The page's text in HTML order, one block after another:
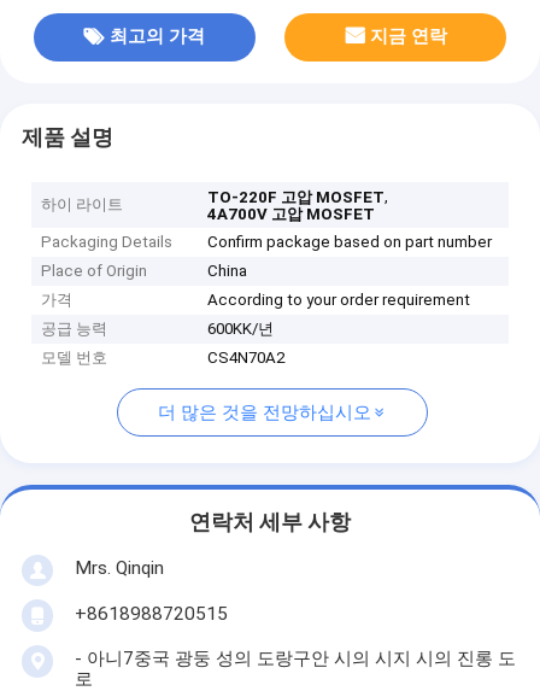
최고의 가격 지금 연락
제품 설명
하이 라이트 TO-220F 고압 MOSFET,
4A700V 고압 MOSFET
Packaging Details
Confirm package based on part number
Place of Origin
China
가격
According to your order requirement
공급 능력
600KK/년
모델 번호
CS4N70A2
더 많은 것을 전망하십시오
연락처 세부 사항
Mrs. Qinqin
+8618988720515
- 아니7중국 광둥 성의 도랑구안 시의 시지 시의 진롱 도
로